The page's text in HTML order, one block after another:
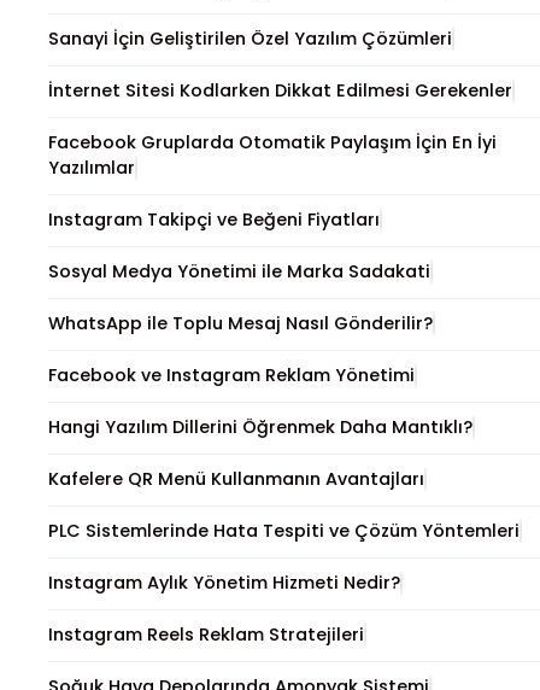
Sanayi İçin Geliştirilen Özel Yazılım Çözümleri
İnternet Sitesi Kodlarken Dikkat Edilmesi Gerekenler
Facebook Gruplarda Otomatik Paylaşım İçin En İyi
Yazılımlar
Instagram Takipçi ve Beğeni Fiyatları
Sosyal Medya Yönetimi ile Marka Sadakati
WhatsApp ile Toplu Mesaj Nasıl Gönderilir?
Facebook ve Instagram Reklam Yönetimi
Hangi Yazılım Dillerini Öğrenmek Daha Mantıklı?
Kafelere QR Menü Kullanmanın Avantajları
PLC Sistemlerinde Hata Tespiti ve Çözüm Yöntemleri
Instagram Aylık Yönetim Hizmeti Nedir?
Instagram Reels Reklam Stratejileri